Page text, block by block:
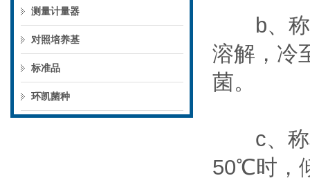
测量计量器
对照培养基
标准品
环凯菌种
b、称
溶解，冷
菌。
c、称取
50℃时，